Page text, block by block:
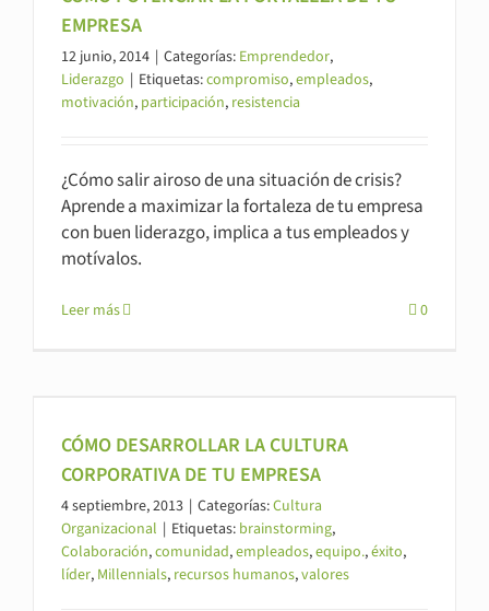
EMPRESA
12 junio, 2014 | Categorías: Emprendedor,
Liderazgo | Etiquetas:compromiso,empleados,
motivación, participación, resistencia
¿Cómo salir airoso de una situación de crisis?
Aprende a maximizar la fortaleza de tu empresa
con buen liderazgo, implica a tus empleados y
motívalos.
Leer más 0
CÓMO DESARROLLAR LA CULTURA
CORPORATIVA DE TU EMPRESA
4 septiembre, 2013 | Categorías:Cultura
Organizacional | Etiquetas: brainstorming,
Colaboración,comunidad,empleados,equipo.,éxito,
líder, Millennials, recursos humanos,valores